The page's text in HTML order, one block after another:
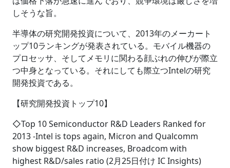
しそうな旨。
半導体の研究開発投資について、2013年のメーカート
ップ10ランキングが発表されている。モバイル機器の
プロセッサ、そしてメモリに関わる顔ぶれの伸びが際立
つ中身となっている。それにしても際立つIntelの研究
開発投資である。
【研究開発投資トップ10】
◇Top 10 Semiconductor R&D Leaders Ranked for
2013 -Intel is tops again, Micron and Qualcomm
show biggest R&D increases, Broadcom with
highest R&D/sales ratio (2月25日付け IC Insights)